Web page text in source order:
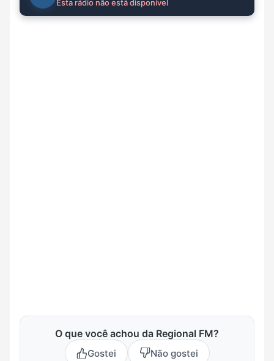
Esta rádio não está disponível
O que você achou da Regional FM?
Gostei Não gostei